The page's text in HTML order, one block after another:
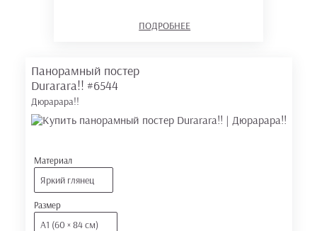
ПОДРОБНЕЕ
Панорамный постер
Durarara!! #6544
Дюрарара!!
Материал
Яркий глянец
Размер
А1 (60 × 84 см)